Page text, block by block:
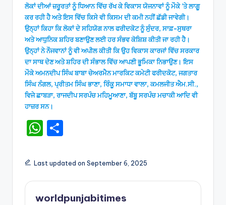
ਲੋਕਾਂ ਦੀਆਂ ਜ਼ਰੂਰਤਾਂ ਨੂੰ ਧਿਆਨ ਵਿੱਚ ਰੱਖ ਕੇ ਵਿਕਾਸ ਯੋਜਨਾਵਾਂ ਨੂੰ ਮੌਕੇ ’ਤੇ ਲਾਗੂ
ਕਰ ਰਹੀ ਹੈ ਅਤੇ ਇਸ ਵਿੱਚ ਕਿਸੇ ਵੀ ਕਿਸਮ ਦੀ ਕਮੀ ਨਹੀਂ ਛੱਡੀ ਜਾਵੇਗੀ।
ਉਨ੍ਹਾਂ ਕਿਹਾ ਕਿ ਲੋਕਾਂ ਦੇ ਸਹਿਯੋਗ ਨਾਲ ਫਰੀਦਕੋਟ ਨੂੰ ਸੁੰਦਰ, ਸਾਫ਼-ਸੁਥਰਾ
ਅਤੇ ਆਧੁਨਿਕ ਸ਼ਹਿਰ ਬਣਾਉਣ ਲਈ ਹਰ ਸੰਭਵ ਕੋਸ਼ਿਸ਼ ਕੀਤੀ ਜਾ ਰਹੀ ਹੈ।
ਉਨ੍ਹਾਂ ਨੇ ਨੌਜਵਾਨਾਂ ਨੂੰ ਵੀ ਅਪੀਲ ਕੀਤੀ ਕਿ ਉਹ ਵਿਕਾਸ ਕਾਰਜਾਂ ਵਿੱਚ ਸਰਕਾਰ
ਦਾ ਸਾਥ ਦੇਣ ਅਤੇ ਸ਼ਹਿਰ ਦੀ ਸੰਭਾਲ ਵਿੱਚ ਆਪਣੀ ਭੂਮਿਕਾ ਨਿਭਾਉਣ। ਇਸ
ਮੌਕੇ ਅਮਨਦੀਪ ਸਿੰਘ ਬਾਬਾ ਚੇਅਰਮੈਨ ਮਾਰਕਿਟ ਕਮੇਟੀ ਫਰੀਦਕੋਟ, ਜਗਤਾਰ
ਸਿੰਘ ਨੰਗਲ, ਪ੍ਰੀਤਮ ਸਿੰਘ ਭਾਣਾ, ਰਿੰਕੂ ਸਮਾਧਾ ਵਾਲਾ, ਕਮਲਜੀਤ ਐਮ.ਸੀ.,
ਵਿਜੇ ਛਾਬੜਾ, ਰਾਜਦੀਪ ਸਰਪੰਚ ਮਹਿਮੂਆਣਾ, ਬੱਬੂ ਸਰਪੰਚ ਮਚਾਕੀ ਆਦਿ ਵੀ
ਹਾਜ਼ਰ ਸਨ।
W
a
ts
A
ar
e
Last updated on September 6, 2025
worldpunjabitimes